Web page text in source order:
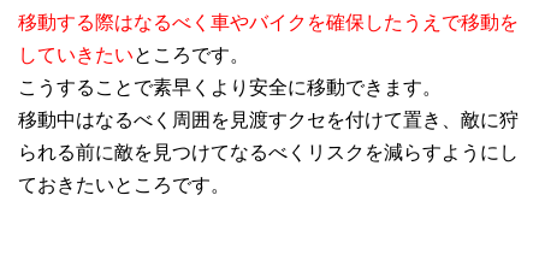
移動する際はなるべく車やバイクを確保したうえで移動を
していきたいところです。
こうすることで素早くより安全に移動できます。
移動中はなるべく周囲を見渡すクセを付けて置き、敵に狩
られる前に敵を見つけてなるべくリスクを減らすようにし
ておきたいところです。